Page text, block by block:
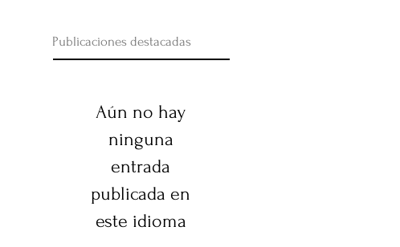
Publicaciones destacadas
Aún no hay
ninguna
entrada
publicada en
este idioma